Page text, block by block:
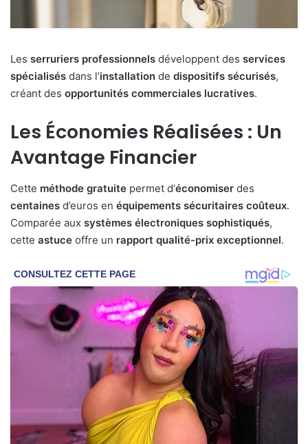
Les serruriers professionnels développent des services
spécialisés dans l’installation de dispositifs sécurisés,
créant des opportunités commerciales lucratives.
Les Économies Réalisées : Un
Avantage Financier
Cette méthode gratuite permet d’économiser des
centaines d’euros en équipements sécuritaires coûteux.
Comparée aux systèmes électroniques sophistiqués,
cette astuce offre un rapport qualité-prix exceptionnel.